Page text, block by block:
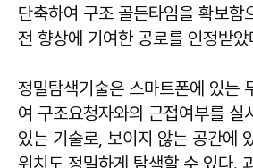
단축하여 구조 골든타임을 확보함
전 향상에 기여한 공로를 인정받았
정밀탐색기술은 스마트폰에 있는
여 구조요청자와의 근접여부를 실
있는 기술로, 보이지 않는 공간에
위치도 정밀하게 탐색할 수 있다.